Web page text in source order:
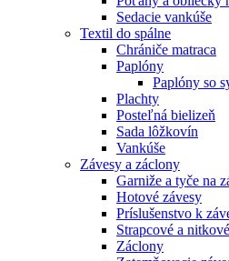
Sedacie vankúše
Textil do spálne
Chrániče matraca
Paplóny
Paplóny so
Plachty
Posteľná bielizeň
Sada lôžkovín
Vankúše
Závesy a záclony
Garniže a tyče na
Hotové závesy
Príslušenstvo k
Strapcové a
Záclony